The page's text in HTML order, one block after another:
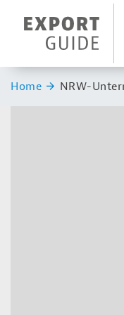
Header
Sie sind
Home NRW-